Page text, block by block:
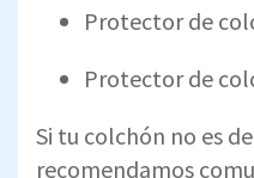
Protector de
Protector de
Si tu colchón no es
recomendamos